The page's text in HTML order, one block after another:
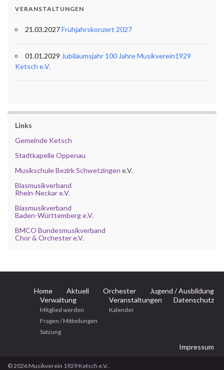
VERANSTALTUNGEN
21.03.2027Frühjahrskonzert 2027
01.01.2029 Jubiläumsjahr 100 Jahre Musikverein1929
Ketsch e.V.
Links
Gemeinde Ketsch
Stadtkapelle Oppenau
Musikschule Bezirk Schwetzingen e.V.
Blasmusikverband
Rhein-Neckar e.V.
Blasmusikverband
Baden-Württemberg e.V.
BMCO Bundesmusikverband
Chor & Orchester e.V.
Home Aktuell Orchester
Jugend / Ausbildung
Verwaltung
Mitglied werden
Fragen / Mitteilungen
Satzung
Veranstaltungen
Kalender
Datenschutz
Impressum
© 2026 Musikverein 1929 Ketsch e.V..